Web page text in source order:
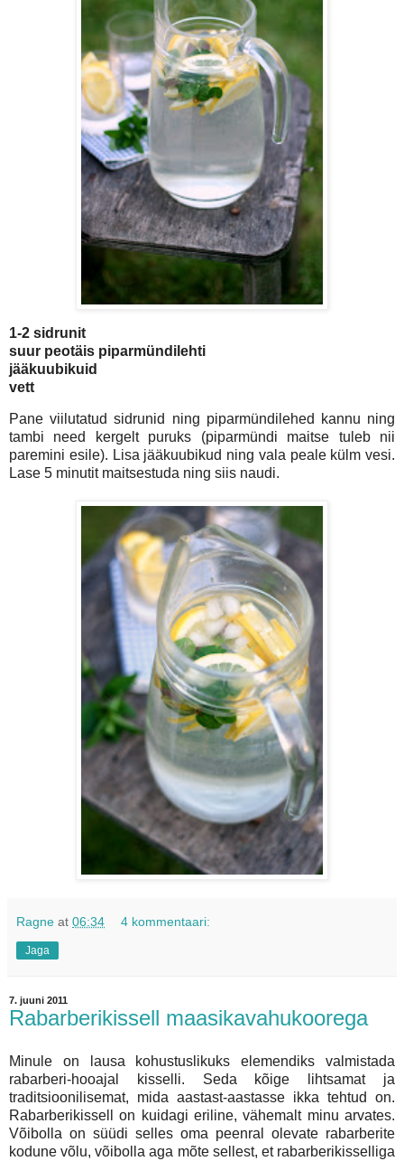
1-2 sidrunit
suur peotäis piparmündilehti
jääkuubikuid
vett
Pane viilutatud sidrunid ning piparmündilehed kannu ning
tambi need kergelt puruks (piparmündi maitse tuleb nii
paremini esile). Lisa jääkuubikud ning vala peale külm vesi.
Lase 5 minutit maitsestuda ning siis naudi.
Ragne at 06:34 4 kommentaari:
Jaga
7. juuni 2011
Rabarberikissell maasikavahukoorega
Minule on lausa kohustuslikuks elemendiks valmistada
rabarberi-hooajal kisselli. Seda kõige lihtsamat ja
traditsioonilisemat, mida aastast-aastasse ikka tehtud on.
Rabarberikissell on kuidagi eriline, vähemalt minu arvates.
Võibolla on süüdi selles oma peenral olevate rabarberite
kodune võlu, võibolla aga mõte sellest, et rabarberikisselliga